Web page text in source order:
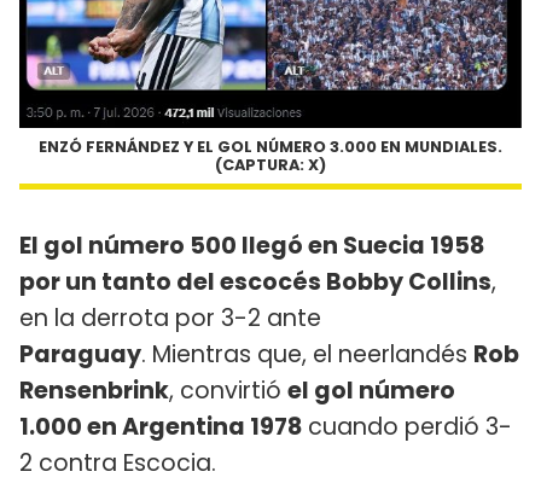
ENZÓ FERNÁNDEZ Y EL GOL NÚMERO 3.000 EN MUNDIALES.
(CAPTURA: X)
El gol número 500 llegó en Suecia 1958
por un tanto del escocés Bobby Collins,
en la derrota por 3-2 ante
Paraguay. Mientras que, el neerlandés Rob
Rensenbrink, convirtió el gol número
1.000 en Argentina 1978 cuando perdió 3-
2 contra Escocia.